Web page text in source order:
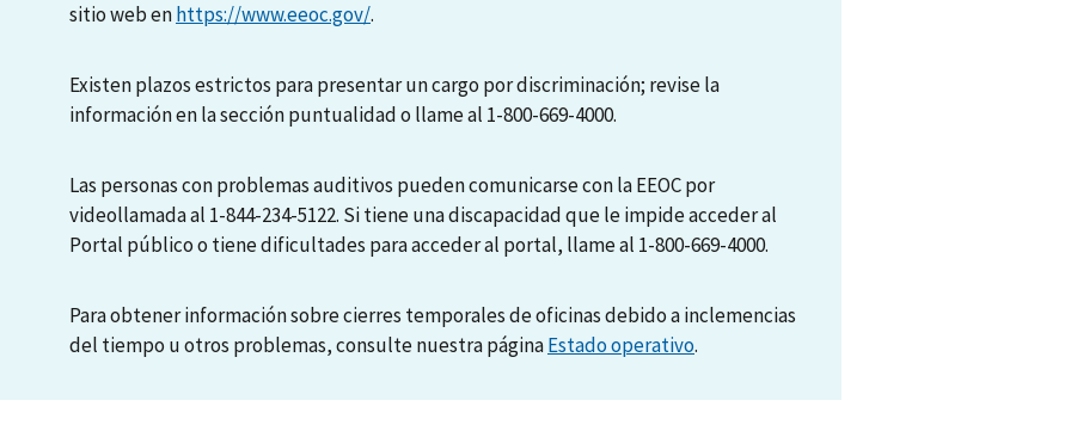
sitio web enhttps://www.eeoc.gov/.
Existen plazos estrictos para presentar un cargo por discriminación; revise la
información en la sección puntualidad o llame al 1-800-669-4000.
Las personas con problemas auditivos pueden comunicarse con la EEOC por
videollamada al 1-844-234-5122. Si tiene una discapacidad que le impide acceder al
Portal público o tiene dificultades para acceder al portal, llame al 1-800-669-4000.
Para obtener información sobre cierres temporales de oficinas debido a inclemencias
del tiempo u otros problemas, consulte nuestra páginaEstado operativo.